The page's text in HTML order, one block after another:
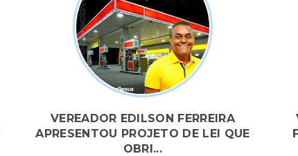
VEREADOR EDILSON FERREIRA
APRESENTOU PROJETO DE LEI QUE
OBRI...